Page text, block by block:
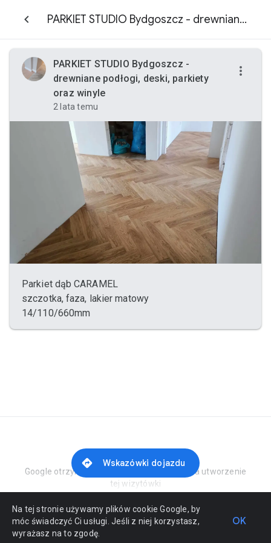
PARKIET STUDIO Bydgoszcz - drewniane podłogi, deski, parkiety oraz winyle
Wskazówki dojazdu
PARKIET STUDIO Bydgoszcz -
drewniane podłogi, deski, parkiety
oraz winyle
2 lata temu
Parkiet dąb CARAMEL
szczotka, faza, lakier matowy
14/110/660mm
Google otrzymuje zapłatę od sprzedawcy za utworzenie
tej wizytówki
Na tej stronie używamy plików cookie Google, by
móc świadczyć Ci usługi. Jeśli z niej korzystasz,
wyrażasz na to zgodę.
OK